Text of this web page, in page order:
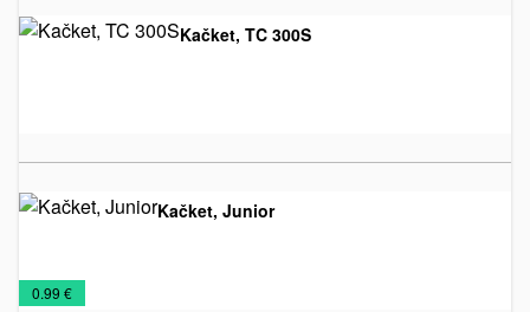
Kačket, TC 300S
Kačket, Junior
Kačketi
0.99 €